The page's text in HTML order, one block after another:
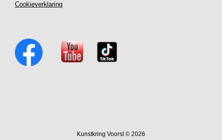
Cookieverklaring
Kunstkring Voorst © 2026